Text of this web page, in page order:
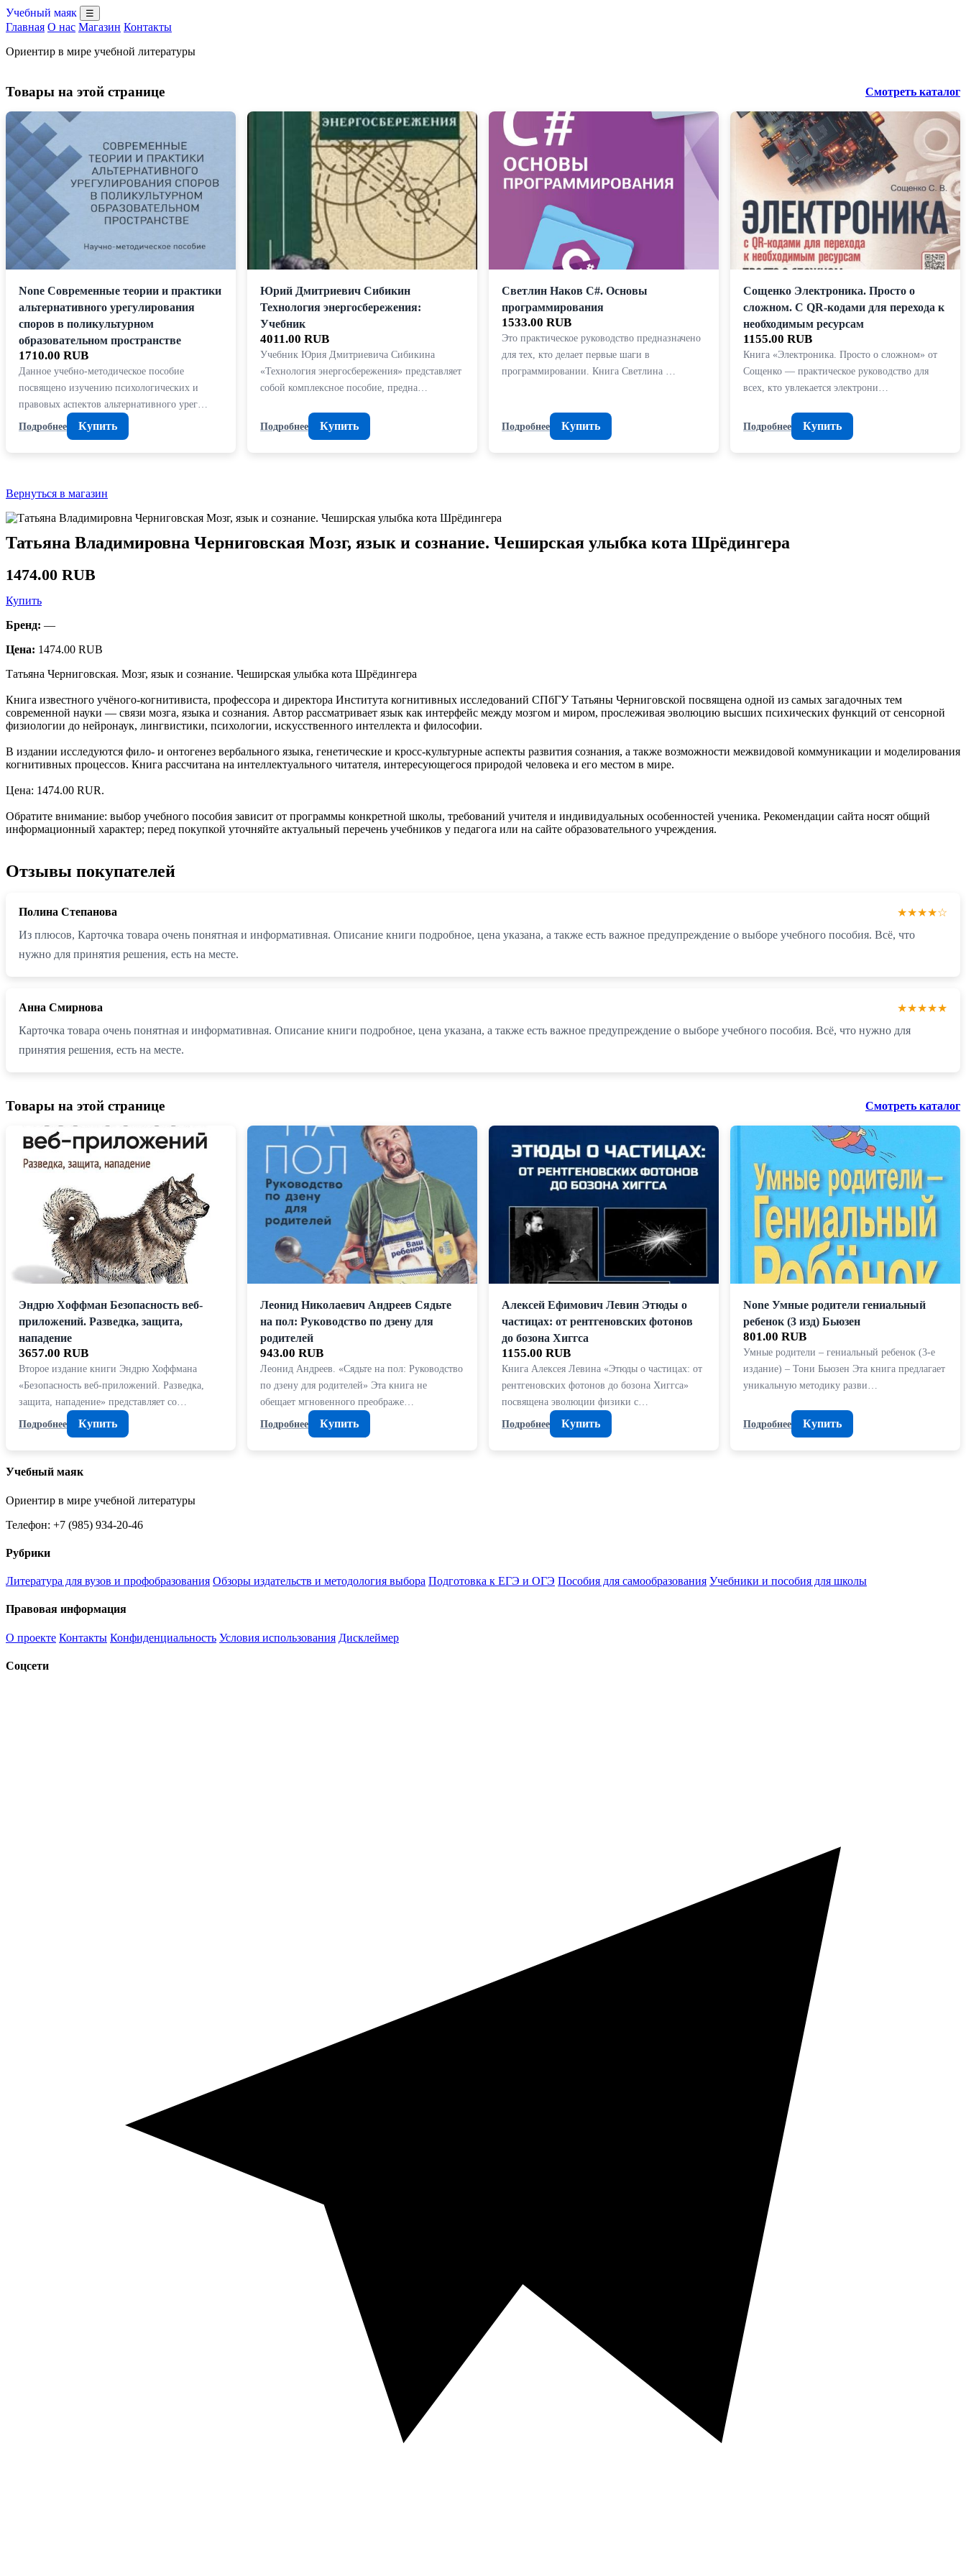
Учебный маяк ☰
Главная О нас Магазин Контакты
Ориентир в мире учебной литературы
Товары на этой странице Смотреть каталог
None Современные теории и практики
альтернативного урегулирования
споров в поликультурном
образовательном пространстве
1710.00 RUB
Данное учебно-методическое пособие
посвящено изучению психологических и
правовых аспектов альтернативного урег…
Подробнее
Купить
Юрий Дмитриевич Сибикин
Технология энергосбережения:
Учебник
4011.00 RUB
Учебник Юрия Дмитриевича Сибикина
«Технология энергосбережения» представляет
собой комплексное пособие, предна…
Подробнее Купить
Светлин Наков C#. Основы
программирования
1533.00 RUB
Это практическое руководство предназначено
для тех, кто делает первые шаги в
программировании. Книга Светлина …
Подробнее Купить
Сощенко Электроника. Просто о
сложном. С QR-кодами для перехода к
необходимым ресурсам
1155.00 RUB
Книга «Электроника. Просто о сложном» от
Сощенко — практическое руководство для
всех, кто увлекается электрони…
Подробнее Купить
Вернуться в магазин
Татьяна Владимировна Черниговская Мозг, язык и сознание. Чеширская улыбка кота Шрёдингера
1474.00 RUB
Купить
Бренд: —
Цена: 1474.00 RUB
Татьяна Черниговская. Мозг, язык и сознание. Чеширская улыбка кота Шрёдингера
Книга известного учёного-когнитивиста, профессора и директора Института когнитивных исследований СПбГУ Татьяны Черниговской посвящена одной из самых загадочных тем
современной науки — связи мозга, языка и сознания. Автор рассматривает язык как интерфейс между мозгом и миром, прослеживая эволюцию высших психических функций от сенсорной
физиологии до нейронаук, лингвистики, психологии, искусственного интеллекта и философии.
В издании исследуются фило- и онтогенез вербального языка, генетические и кросс-культурные аспекты развития сознания, а также возможности межвидовой коммуникации и моделирования
когнитивных процессов. Книга рассчитана на интеллектуального читателя, интересующегося природой человека и его местом в мире.
Цена: 1474.00 RUR.
Обратите внимание: выбор учебного пособия зависит от программы конкретной школы, требований учителя и индивидуальных особенностей ученика. Рекомендации сайта носят общий
информационный характер; перед покупкой уточняйте актуальный перечень учебников у педагога или на сайте образовательного учреждения.
Отзывы покупателей
Полина Степанова
★★★★☆
Из плюсов, Карточка товара очень понятная и информативная. Описание книги подробное, цена указана, а также есть важное предупреждение о выборе учебного пособия. Всё, что
нужно для принятия решения, есть на месте.
Анна Смирнова
★★★★★
Карточка товара очень понятная и информативная. Описание книги подробное, цена указана, а также есть важное предупреждение о выборе учебного пособия. Всё, что нужно для
принятия решения, есть на месте.
Товары на этой странице Смотреть каталог
Эндрю Хоффман Безопасность веб-
приложений. Разведка, защита,
нападение
3657.00 RUB
Второе издание книги Эндрю Хоффмана
«Безопасность веб-приложений. Разведка,
защита, нападение» представляет со…
Подробнее
Купить
Леонид Николаевич Андреев Сядьте
на пол: Руководство по дзену для
родителей
943.00 RUB
Леонид Андреев. «Сядьте на пол: Руководство
по дзену для родителей» Эта книга не
обещает мгновенного преображе…
Подробнее
Купить
Алексей Ефимович Левин Этюды о
частицах: от рентгеновских фотонов
до бозона Хиггса
1155.00 RUB
Книга Алексея Левина «Этюды о частицах: от
рентгеновских фотонов до бозона Хиггса»
посвящена эволюции физики с…
Подробнее
Купить
None Умные родители гениальный
ребенок (3 изд) Бьюзен
801.00 RUB
Умные родители – гениальный ребенок (3-е
издание) – Тони Бьюзен Эта книга предлагает
уникальную методику разви…
Подробнее Купить
Учебный маяк
Ориентир в мире учебной литературы
Телефон: +7 (985) 934-20-46
Рубрики
Литература для вузов и профобразования Обзоры издательств и методология выбора Подготовка к ЕГЭ и ОГЭ Пособия для самообразования Учебники и пособия для школы
Правовая информация
О проекте Контакты Конфиденциальность Условия использования Дисклеймер
Соцсети